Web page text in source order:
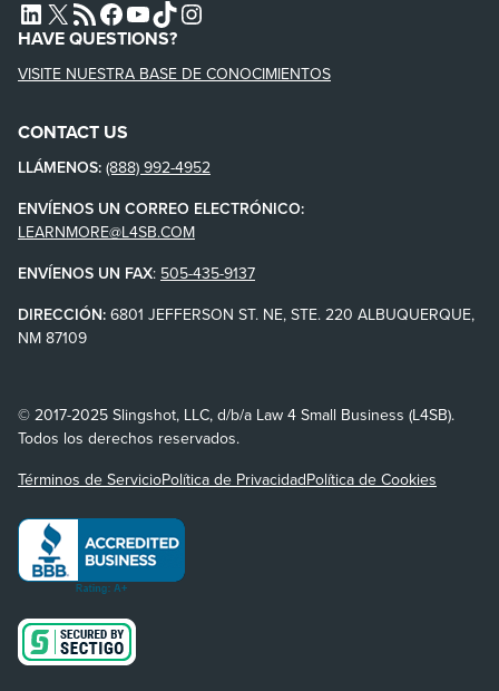
L4SB LINKEDIN
X L4SB RSS FEEDL4SB FACEBOOK
L4SB YOUTUBE
TIKTOKINSTAGRAM
HAVE QUESTIONS?
VISITE NUESTRA BASE DE CONOCIMIENTOS
CONTACT US
LLÁMENOS: (888) 992-4952
ENVÍENOS UN CORREO ELECTRÓNICO:
LEARNMORE@L4SB.COM
ENVÍENOS UN FAX: 505-435-9137
DIRECCIÓN: 6801 JEFFERSON ST. NE, STE. 220 ALBUQUERQUE,
NM 87109
© 2017-2025 Slingshot, LLC, d/b/a Law 4 Small Business (L4SB).
Todos los derechos reservados.
Términos de ServicioPolítica de PrivacidadPolítica de Cookies